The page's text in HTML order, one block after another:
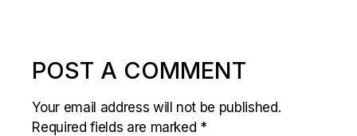
POST A COMMENT
Your email address will not be published.
Required fields are marked *